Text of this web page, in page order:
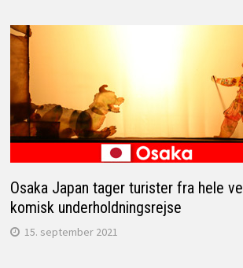
Osaka Japan tager turister fra hele
komisk underholdningsrejse
15. september 2021